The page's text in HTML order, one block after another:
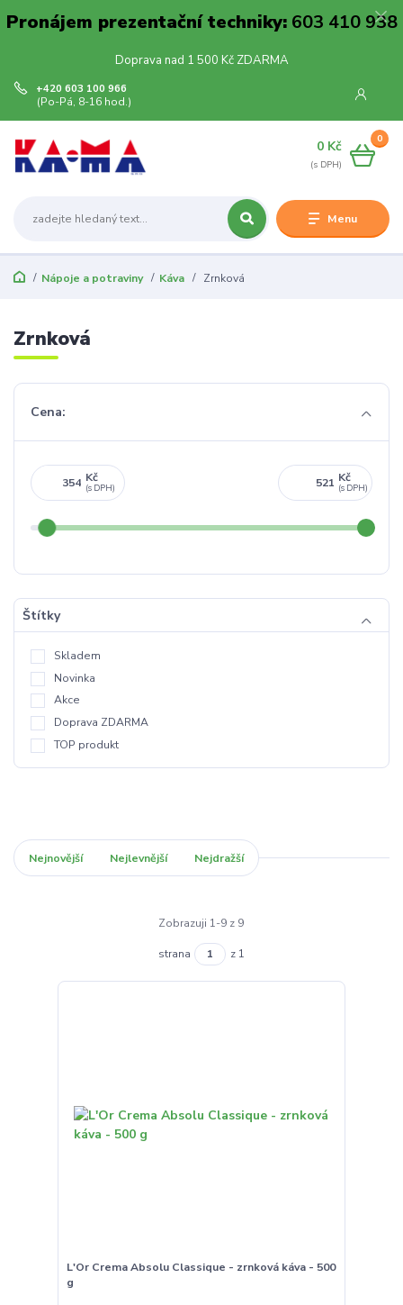
Pronájem prezentační techniky:603 410 938
Doprava nad 1 500 Kč ZDARMA
Menu
+420 603 100 966
(Po-Pá, 8-16 hod.)
0
0 Kč
Nápoje a potraviny Káva Zrnková
Zrnková
Cena:
Kč Kč
Štítky
Skladem
Novinka
Akce
Doprava ZDARMA
TOP produkt
Nejnovější Nejlevnější Nejdražší
Zobrazuji 1-9 z 9
strana z 1
L'Or Crema Absolu Classique - zrnková káva - 500
g